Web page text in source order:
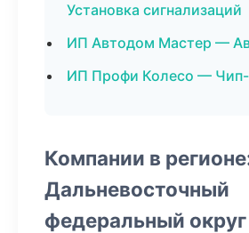
Установка сигнализаций
ИП Автодом Мастер —
ИП Профи Колесо —
Компании в
Дальневосточный
федеральный округ